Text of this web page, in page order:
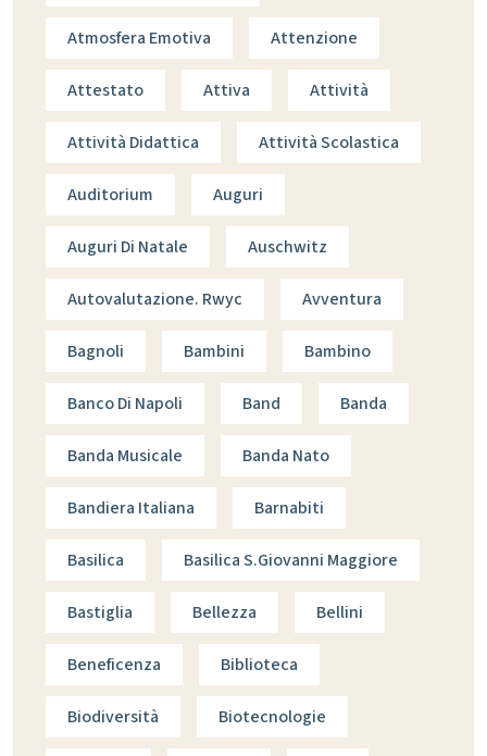
Atmosfera Emotiva Attenzione
Attestato Attiva Attività
Attività Didattica Attività Scolastica
Auditorium Auguri
Auguri Di Natale Auschwitz
Autovalutazione. Rwyc Avventura
Bagnoli Bambini Bambino
Banco Di Napoli Band Banda
Banda Musicale Banda Nato
Bandiera Italiana Barnabiti
Basilica Basilica S.giovanni Maggiore
Bastiglia Bellezza Bellini
Beneficenza Biblioteca
Biodiversità Biotecnologie